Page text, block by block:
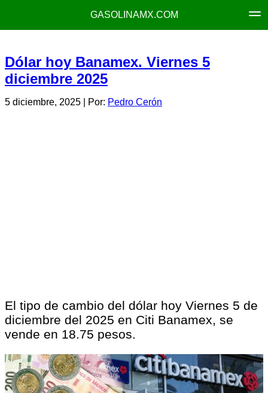
GASOLINAMX.COM
Dólar hoy Banamex. Viernes 5
diciembre 2025
5 diciembre, 2025 | Por: Pedro Cerón
El tipo de cambio del dólar hoy Viernes 5 de
diciembre del 2025 en Citi Banamex, se
vende en 18.75 pesos.